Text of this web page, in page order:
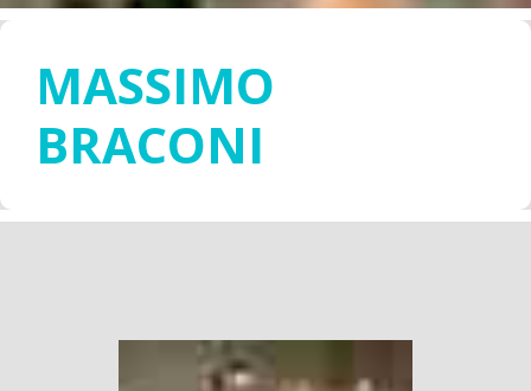
MASSIMO
BRACONI